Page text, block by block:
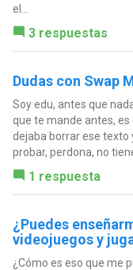
el...
3 respuestas
Dudas con Swap
Soy edu, antes que
que te mande antes,
dejaba borrar ese texto
probar, perdona, no
1 respuesta
¿Puedes
videojuegos y
¿Cómo es eso que me